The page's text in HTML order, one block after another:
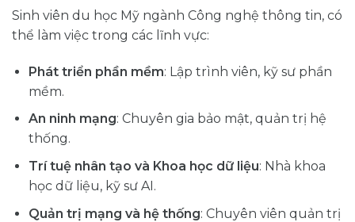
Sinh viên du học Mỹ ngành Công nghệ thông tin, có
thể làm việc trong các lĩnh vực:
Phát triển phần mềm: Lập trình viên, kỹ sư phần
mềm.
An ninh mạng: Chuyên gia bảo mật, quản trị hệ
thống.
Trí tuệ nhân tạo và Khoa học dữ liệu: Nhà khoa
học dữ liệu, kỹ sư AI.
Quản trị mạng và hệ thống: Chuyên viên quản trị